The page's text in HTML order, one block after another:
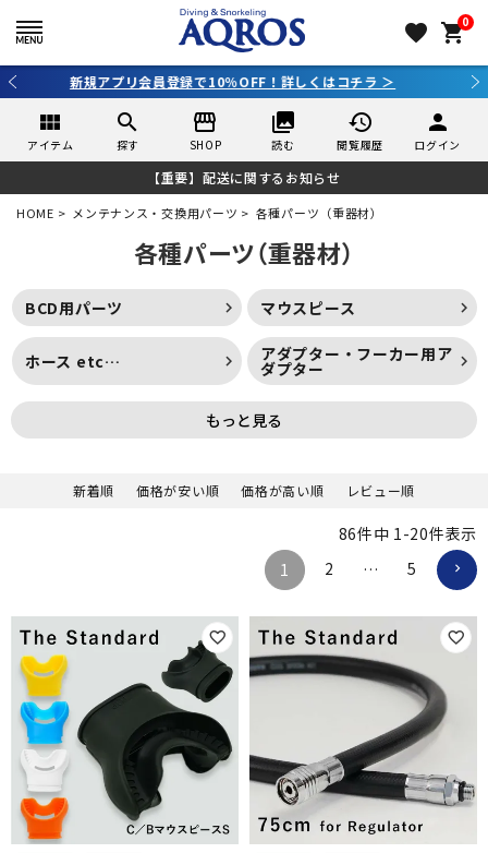
favorite 0
shopping_cart
3,980円（税込）以上のご購入で送料無料！
view_module
アイテム
search
探す
storefront
SHOP
collections
読む
history
閲覧履歴
person
ログイン
【重要】配送に関するお知らせ
HOME メンテナンス・交換用パーツ 各種パーツ（重器材）
各種パーツ（重器材）
BCD用パーツ マウスピース
ホース etc… アダプター・フーカー用ア
ダプター
もっと見る
新着順 価格が安い順 価格が高い順 レビュー順
86件中 1-20件表示
1
2 … 5